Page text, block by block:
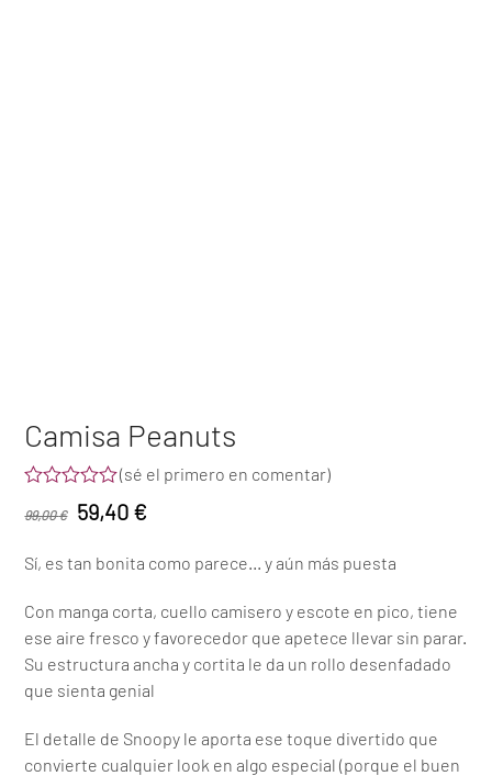
Camisa Peanuts
Valorado
con
5
(sé el primero en comentar)
99,00€
El
original
era:
99,00 €.
59,40 €
actual
es:
59,40 €.
Sí, es tan bonita como parece… y aún más puesta
Con manga corta, cuello camisero y escote en pico, tiene
ese aire fresco y favorecedor que apetece llevar sin parar.
Su estructura ancha y cortita le da un rollo desenfadado
que sienta genial
El detalle de Snoopy le aporta ese toque divertido que
convierte cualquier look en algo especial (porque el buen